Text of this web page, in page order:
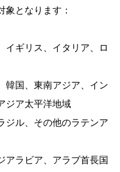
となります：
イギリス、イタリア、ロ
韓国、東南アジア、イン
ジア太平洋地域
ジル、その他のラテンア
アラビア、アラブ首長国